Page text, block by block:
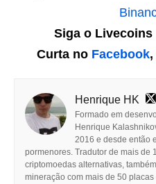
Siga o Livecoins
Curta no Facebook,
Henrique HK
Formado em
Henrique
2016 e desde então
pormenores. Tradutor de mais de
criptomoedas alternativas,
mineração com mais de 50